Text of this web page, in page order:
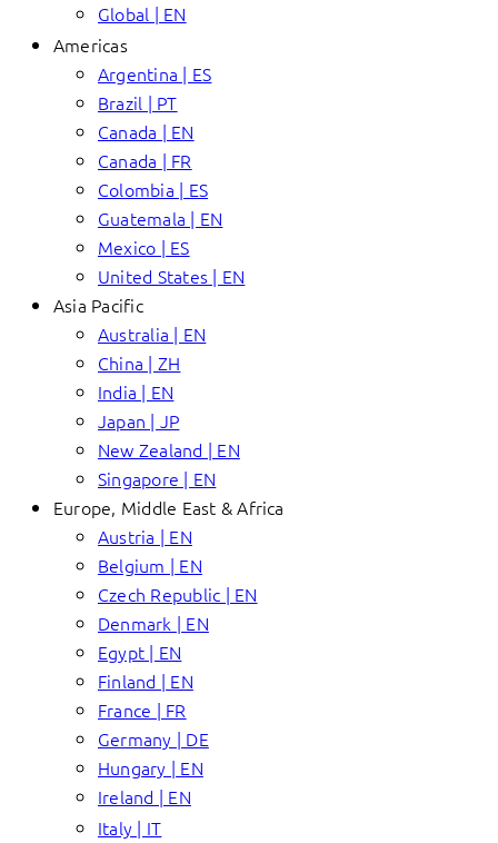
Global | EN
Americas
Argentina | ES
Brazil | PT
Canada | EN
Canada | FR
Colombia | ES
Guatemala | EN
Mexico | ES
United States | EN
Asia Pacific
Australia | EN
China | ZH
India | EN
Japan | JP
New Zealand | EN
Singapore | EN
Europe, Middle East & Africa
Austria | EN
Belgium | EN
Czech Republic | EN
Denmark | EN
Egypt | EN
Finland | EN
France | FR
Germany | DE
Hungary | EN
Ireland | EN
Italy | IT